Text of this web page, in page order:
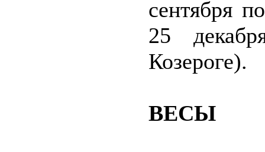
сентября
25
Козероге).
ВЕСЫ